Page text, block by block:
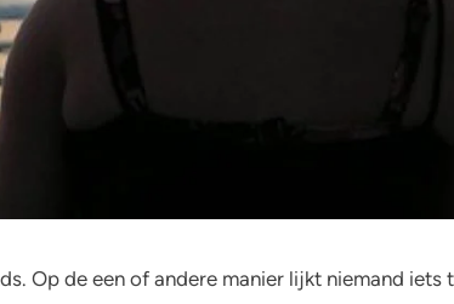
Op de een of andere manier lijkt niemand